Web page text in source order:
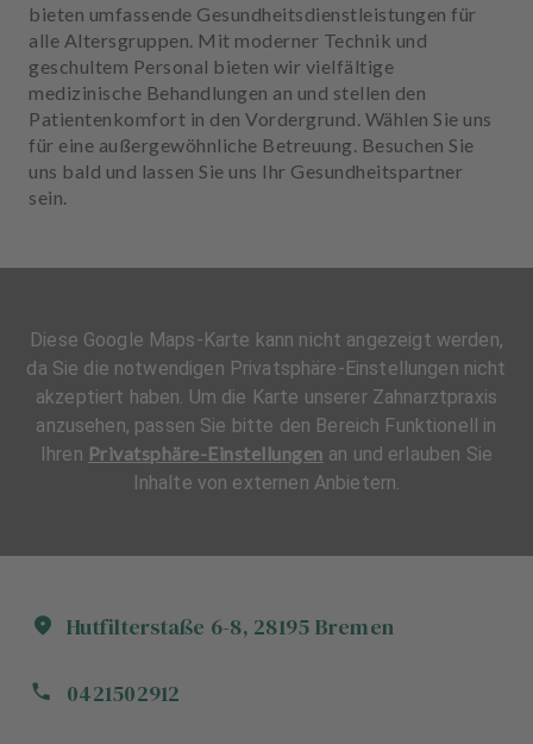
bieten umfassende Gesundheitsdienstleistungen für
alle Altersgruppen. Mit moderner Technik und
geschultem Personal bieten wir vielfältige
medizinische Behandlungen an und stellen den
Patientenkomfort in den Vordergrund. Wählen Sie uns
für eine außergewöhnliche Betreuung. Besuchen Sie
uns bald und lassen Sie uns Ihr Gesundheitspartner
sein.
Hutfilterstaße 6-8, 28195 Bremen
0421502912
Diese Google Maps-Karte kann nicht angezeigt werden,
da Sie die notwendigen Privatsphäre-Einstellungen nicht
akzeptiert haben. Um die Karte unserer Zahnarztpraxis
anzusehen, passen Sie bitte den Bereich Funktionell in
Ihren Privatsphäre-Einstellungen an und erlauben Sie
Inhalte von externen Anbietern.